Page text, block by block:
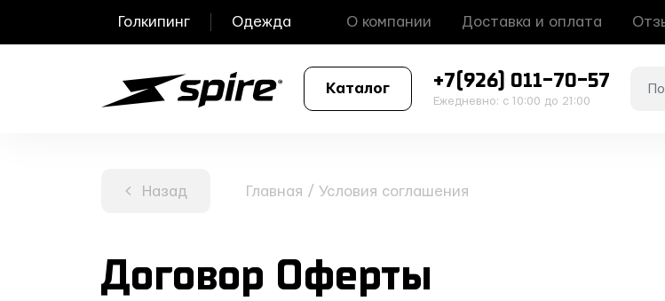
Голкипинг Одежда О компании Доставка и оплата
Каталог +7(926) 011-70-57
Ежедневно: с 10:00 до 21:00
Назад Главная / Условия соглашения
Договор Оферты